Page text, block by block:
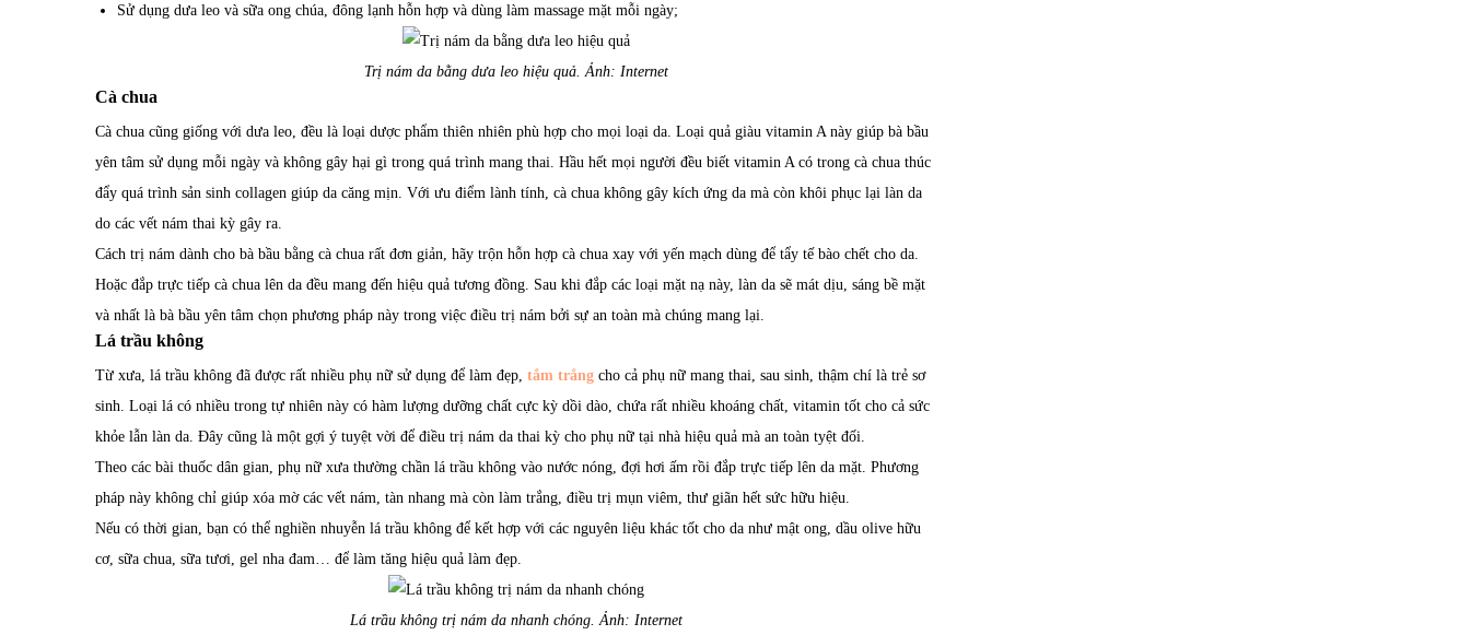
Sử dụng dưa leo và sữa ong chúa, đông lạnh hỗn hợp và dùng làm massage mặt mỗi ngày;
Trị nám da bằng dưa leo hiệu quả. Ảnh: Internet
Cà chua
Cà chua cũng giống với dưa leo, đều là loại dược phẩm thiên nhiên phù hợp cho mọi loại da. Loại quả giàu vitamin A này giúp bà bầu
yên tâm sử dụng mỗi ngày và không gây hại gì trong quá trình mang thai. Hầu hết mọi người đều biết vitamin A có trong cà chua thúc
đẩy quá trình sản sinh collagen giúp da căng mịn. Với ưu điểm lành tính, cà chua không gây kích ứng da mà còn khôi phục lại làn da
do các vết nám thai kỳ gây ra.
Cách trị nám dành cho bà bầu bằng cà chua rất đơn giản, hãy trộn hỗn hợp cà chua xay với yến mạch dùng để tẩy tế bào chết cho da.
Hoặc đắp trực tiếp cà chua lên da đều mang đến hiệu quả tương đồng. Sau khi đắp các loại mặt nạ này, làn da sẽ mát dịu, sáng bề mặt
và nhất là bà bầu yên tâm chọn phương pháp này trong việc điều trị nám bởi sự an toàn mà chúng mang lại.
Lá trầu không
Từ xưa, lá trầu không đã được rất nhiều phụ nữ sử dụng để làm đẹp, tắm trắng cho cả phụ nữ mang thai, sau sinh, thậm chí là trẻ sơ
sinh. Loại lá có nhiều trong tự nhiên này có hàm lượng dưỡng chất cực kỳ dồi dào, chứa rất nhiều khoáng chất, vitamin tốt cho cả sức
khỏe lẫn làn da. Đây cũng là một gợi ý tuyệt vời để điều trị nám da thai kỳ cho phụ nữ tại nhà hiệu quả mà an toàn tyệt đối.
Theo các bài thuốc dân gian, phụ nữ xưa thường chần lá trầu không vào nước nóng, đợi hơi ấm rồi đắp trực tiếp lên da mặt. Phương
pháp này không chỉ giúp xóa mờ các vết nám, tàn nhang mà còn làm trắng, điều trị mụn viêm, thư giãn hết sức hữu hiệu.
Nếu có thời gian, bạn có thể nghiền nhuyễn lá trầu không để kết hợp với các nguyên liệu khác tốt cho da như mật ong, dầu olive hữu
cơ, sữa chua, sữa tươi, gel nha đam… để làm tăng hiệu quả làm đẹp.
Lá trầu không trị nám da nhanh chóng. Ảnh: Internet